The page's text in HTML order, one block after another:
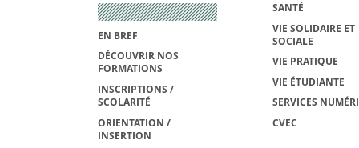
EN BREF
DÉCOUVRIR NOS
FORMATIONS
INSCRIPTIONS /
SCOLARITÉ
ORIENTATION /
INSERTION
SANTÉ
VIE SOLIDAIRE ET
SOCIALE
VIE PRATIQUE
VIE ÉTUDIANTE
SERVICES
CVEC